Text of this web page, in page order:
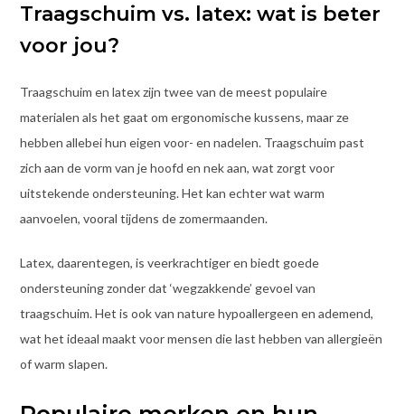
Traagschuim vs. latex: wat is beter
voor jou?
Traagschuim en latex zijn twee van de meest populaire
materialen als het gaat om ergonomische kussens, maar ze
hebben allebei hun eigen voor- en nadelen. Traagschuim past
zich aan de vorm van je hoofd en nek aan, wat zorgt voor
uitstekende ondersteuning. Het kan echter wat warm
aanvoelen, vooral tijdens de zomermaanden.
Latex, daarentegen, is veerkrachtiger en biedt goede
ondersteuning zonder dat ‘wegzakkende’ gevoel van
traagschuim. Het is ook van nature hypoallergeen en ademend,
wat het ideaal maakt voor mensen die last hebben van allergieën
of warm slapen.